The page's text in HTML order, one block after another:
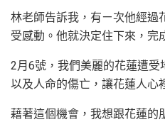
林老師告訴我，有ㄧ次他經過
受感動。他就決定住下來，完
2月6號，我們美麗的花蓮遭
以及人命的傷亡，讓花蓮人心
藉著這個機會，我想跟花蓮的